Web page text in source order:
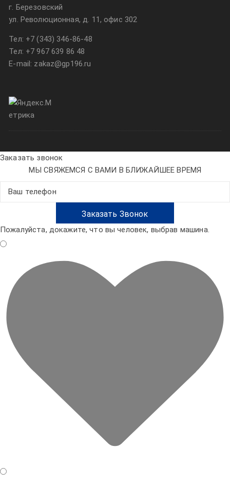
г. Березовский
ул. Революционная, д. 11, офис 302
Тел: +7 (343) 346-86-48
Тел: +7 967 639 86 48
E-mail: zakaz@gp196.ru
Заказать звонок
МЫ СВЯЖЕМСЯ С ВАМИ В БЛИЖАЙШЕЕ ВРЕМЯ
Пожалуйста, докажите, что вы человек, выбрав машина.